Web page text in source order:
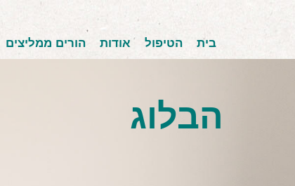
בית הטיפול אודות הורים ממליצים
הבלוג